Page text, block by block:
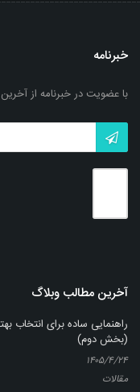
پماد استریل
خبرنامه
با عضویت در خبرنامه از
آخرین مطالب وبلاگ
راهنمایی ساده برای
(بخش دوم)
۱۴۰۵/۴/۲۴
مقالات